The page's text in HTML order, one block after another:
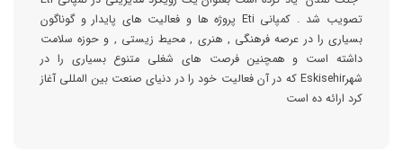
تصویب شد . کمپانی Eti پروژه ها و فعالیت های پایدار و گوناگون
بسیاری را در عرصه فرهنگی , هنری , محیط زیستی , و حوزه سلامت
داشته است و همچنین فرصت های شغلی متنوع بسیاری را در
شهرEskisehir که در آن فعالیت خود را در دنیای صنعت بین المللی آغاز
کرد ارائه ده است